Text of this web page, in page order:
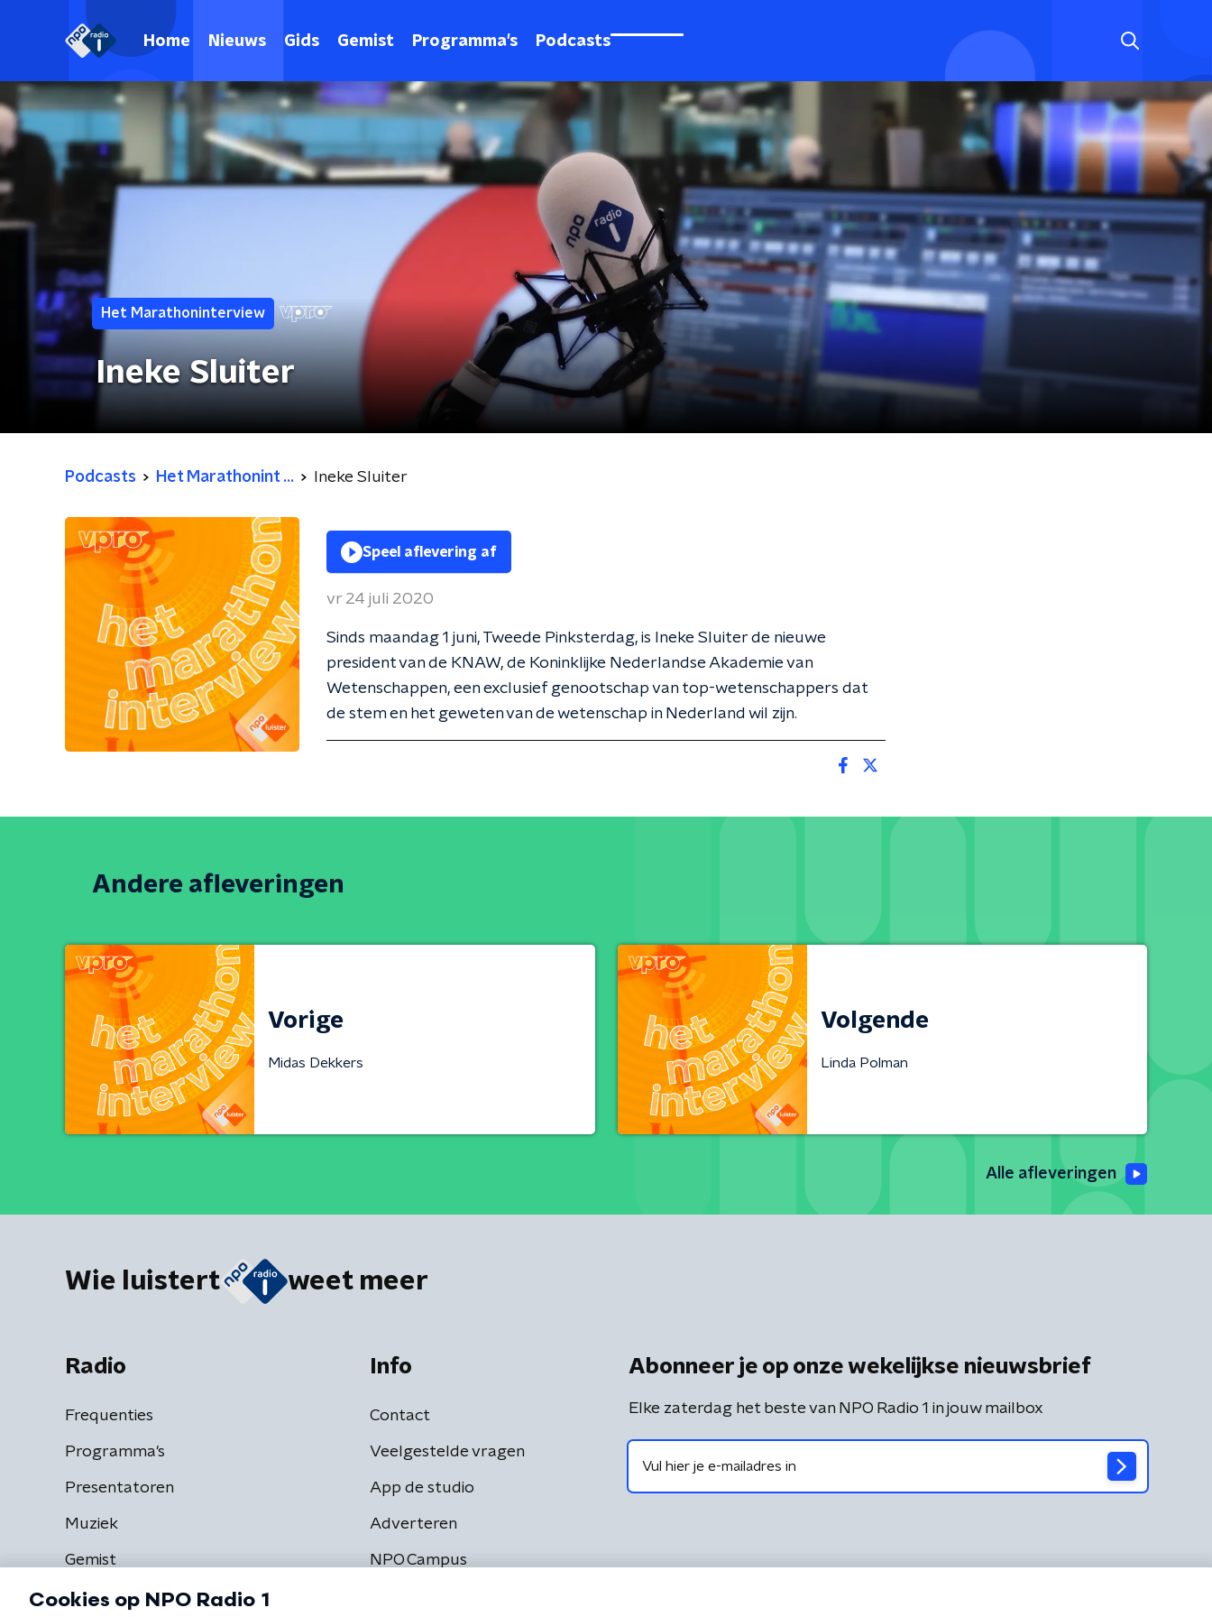
Home Nieuws Gids Gemist Programma's Podcasts
Het Marathoninterview
Ineke Sluiter
Podcasts Het Marathonint ... Ineke Sluiter
Speel aflevering af
vr 24 juli 2020
Sinds maandag 1 juni, Tweede Pinksterdag, is Ineke Sluiter de nieuwe
president van de KNAW, de Koninklijke Nederlandse Akademie van
Wetenschappen, een exclusief genootschap van top-wetenschappers dat
de stem en het geweten van de wetenschap in Nederland wil zijn.
Andere afleveringen
Vorige
Midas Dekkers
Volgende
Linda Polman
Alle afleveringen
Wie luistert weet meer
Radio
Frequenties
Programma's
Presentatoren
Muziek
Gemist
Info
Contact
Veelgestelde vragen
App de studio
Adverteren
NPO Campus
Abonneer je op onze wekelijkse nieuwsbrief
Elke zaterdag het beste van NPO Radio 1 in jouw mailbox